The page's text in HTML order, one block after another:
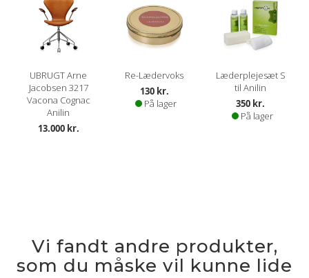
UBRUGT Arne
Jacobsen 3217
Vacona Cognac
Anilin
13.000 kr.
Re-Lædervoks
130 kr.
På lager
Læderplejesæt S
til Anilin
350 kr.
På lager
Vi fandt andre produkter,
som du måske vil kunne lide